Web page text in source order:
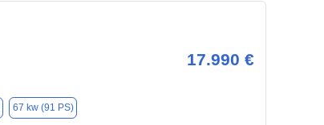
17.990 €
67 kw (91 PS)